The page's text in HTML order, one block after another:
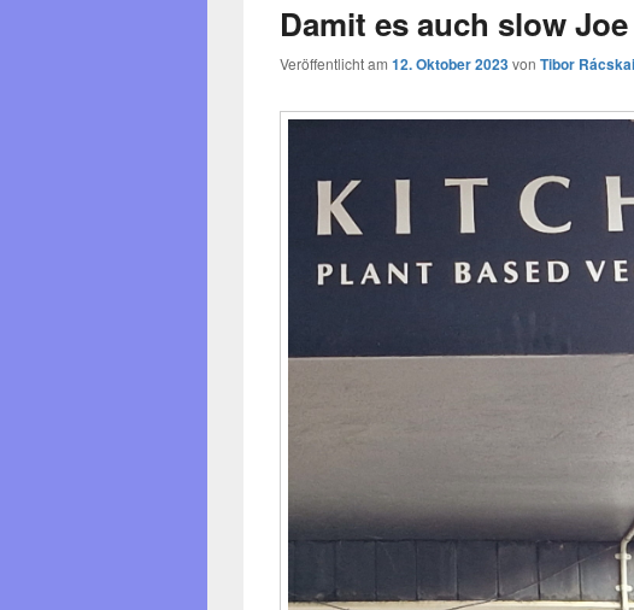
Damit es auch slow
Veröffentlicht am 12. Oktober 2023von Tibor Rácskai